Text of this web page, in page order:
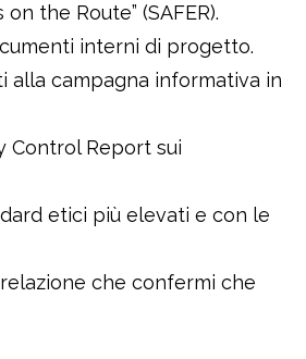
the Route” (SAFER).
interni di progetto.
alla campagna informativa in
Control Report sui
etici più elevati e con le
che confermi che